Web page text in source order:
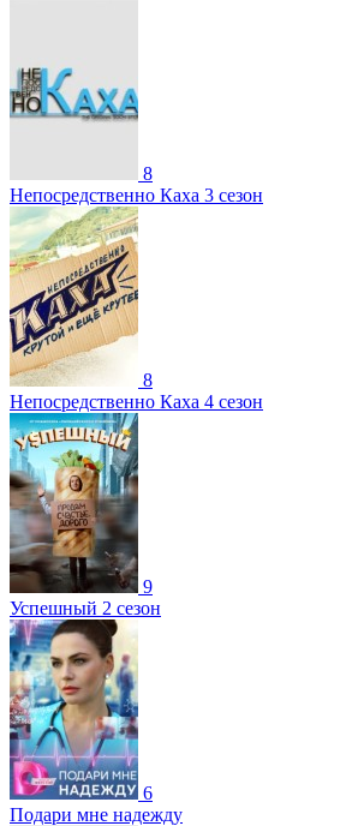
8
Непосредственно Каха 3 сезон
8
Непосредственно Каха 4 сезон
9
Успешный 2 сезон
6
Подари мне надежду